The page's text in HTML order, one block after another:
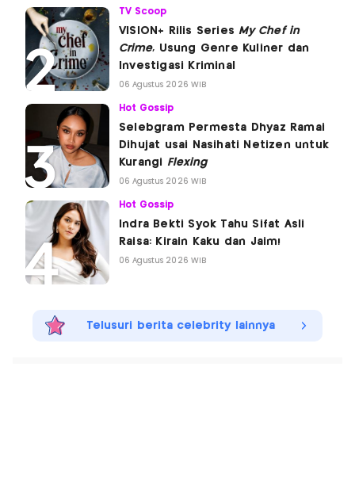
TV Scoop
VISION+ Rilis Series My Chef in
Crime, Usung Genre Kuliner dan
Investigasi Kriminal
06 Agustus 2026 WIB
Hot Gossip
Selebgram Permesta Dhyaz Ramai
Dihujat usai Nasihati Netizen untuk
Kurangi Flexing
06 Agustus 2026 WIB
Hot Gossip
Indra Bekti Syok Tahu Sifat Asli
Raisa: Kirain Kaku dan Jaim!
06 Agustus 2026 WIB
Telusuri berita celebrity lainnya